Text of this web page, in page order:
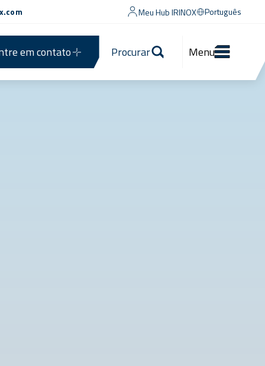
Meu Hub IRINOX Português
em contato Procurar Menu